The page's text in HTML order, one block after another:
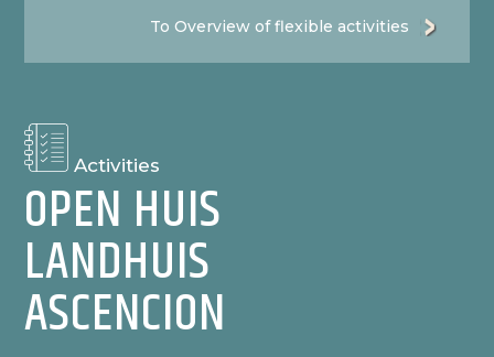
To Overview of flexible activities
Activities
OPEN HUIS
LANDHUIS
ASCENCION